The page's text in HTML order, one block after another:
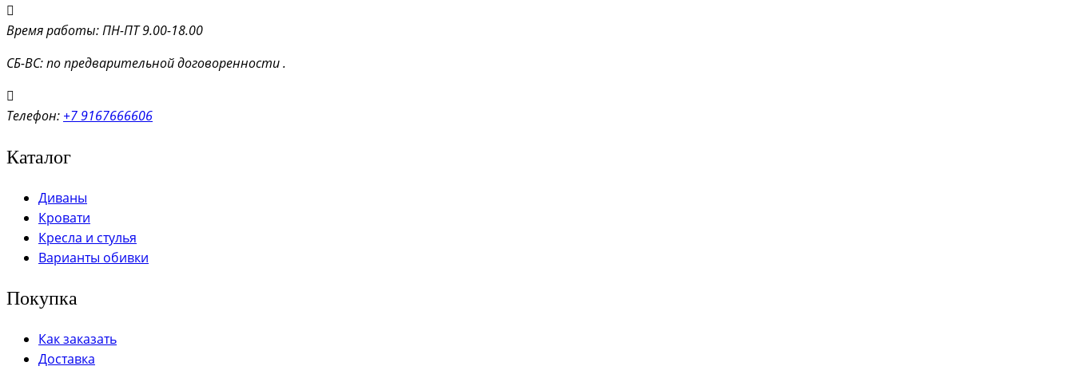
Время работы: ПН-ПТ 9.00-18.00
СБ-ВС: по предварительной договоренности .
Телефон: +7 9167666606
Каталог
Диваны
Кровати
Кресла и стулья
Варианты обивки
Покупка
Как заказать
Доставка